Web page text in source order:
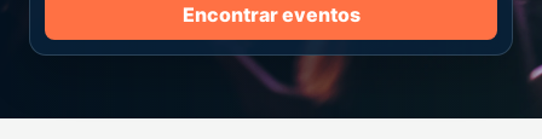
Encontrar eventos